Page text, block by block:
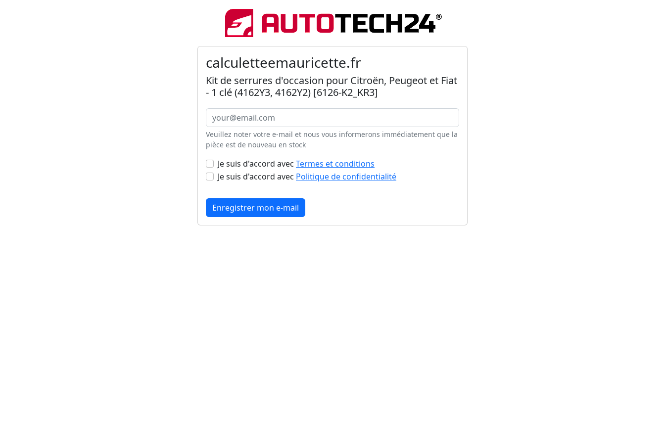
calculetteemauricette.fr
Kit de serrures d'occasion pour Citroën, Peugeot et Fiat
- 1 clé (4162Y3, 4162Y2) [6126-K2_KR3]
Veuillez noter votre e-mail et nous vous informerons immédiatement que la
pièce est de nouveau en stock
Je suis d'accord avec Termes et conditions
Je suis d'accord avec Politique de confidentialité
Enregistrer mon e-mail